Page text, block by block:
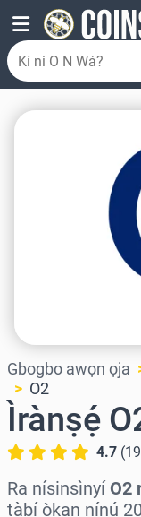
Gbogbo awọn ọja
O2
Ìrànṣẹ́
4.7 (19
Ra nísinsìnyí O2
tàbí ọ̀kan nínú